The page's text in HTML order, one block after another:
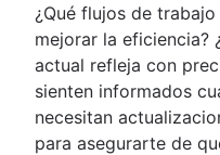
¿Qué flujos de
mejorar la eficiencia?
actual refleja con
sienten informados
necesitan
para asegurarte de